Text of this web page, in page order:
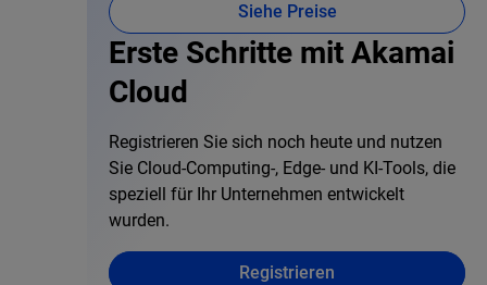
Siehe Preise
Erste Schritte mit Akamai
Cloud
Registrieren Sie sich noch heute und nutzen
Sie Cloud-Computing-, Edge- und KI-Tools, die
speziell für Ihr Unternehmen entwickelt
wurden.
Registrieren